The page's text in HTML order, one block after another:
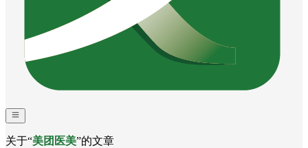
关于“美团医美”的文章